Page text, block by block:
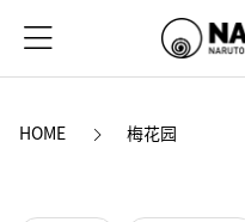
HOME 梅花园